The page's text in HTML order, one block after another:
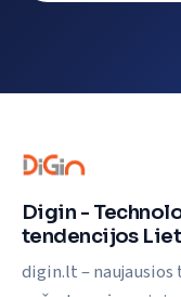
Digin -
tendencijos
digin.lt –